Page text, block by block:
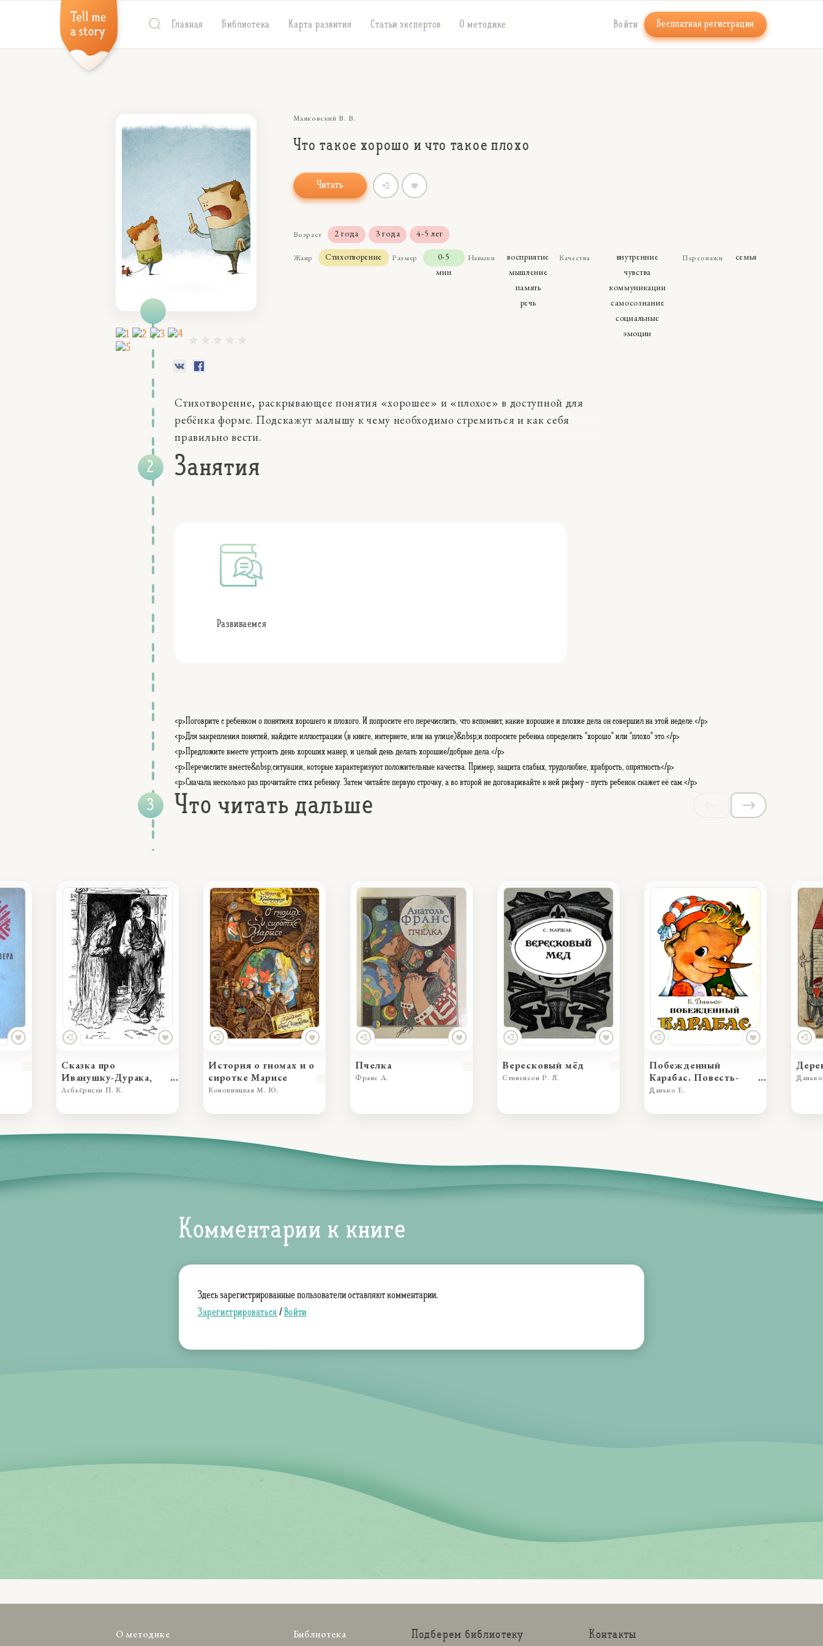
Главная Библиотека Карта развития Статьи экспертов О методике Войти Бесплатная регистрация
Маяковский В. В.
Что такое хорошо и что такое плохо
Читать
Возраст 2 года 3 года 4-5 лет
Жанр Стихотворение Размер
0-5
мин
Навыки
восприятие
мышление
память
речь
Качества
внутренние
чувства
коммуникации
самосознание
социальные
эмоции
Персонажи семья
Стихотворение, раскрывающее понятия «хорошее» и «плохое» в доступной для
ребёнка форме. Подскажут малышу к чему необходимо стремиться и как себя
правильно вести.
Занятия
Развиваемся
<p>Поговрите с ребенком о понятиях хорошего и плохого. И попросите его перечислить, что вспомнит, какие хорошие и плохие дела он совершил на этой неделе.</p>
<p>Для закрепления понятий, найдите иллюстрации (в книге, интернете, или на улице)&nbsp;и попросите ребенка определить "хорошо" или "плохо" это.</p>
<p>Предложите вместе устроить день хороших манер, и целый день делать хорошие/добрые дела.</p>
<p>Перечислите вместе&nbsp;ситуации, которые характеризуют положительные качества. Пример, защита слабых, трудолюбие, храбрость, опрятность</p>
<p>Сначала несколько раз прочитайте стих ребенку. Затем читайте первую строчку, а во второй не договаривайте к ней рифму - пусть ребенок скажет её сам.</p>
Что читать дальше
Сказка про
Иванушку-Дурака,
превзошедшего во
Асбьёрнсен П. К.
История о гномах и о
сиротке Марисе
Конопницкая М. Ю.
Пчелка
Франс А.
Вересковый мёд
Стивенсон Р. Л.
Побежденный
Карабас. Повесть-
сказка
Данько Е.
Комментарии к книге
Здесь зарегистрированные пользователи оставляют комментарии.
Зарегистрироваться/Войти
О методике Библиотека
Подберем библиотеку
Контакты